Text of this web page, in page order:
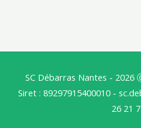
SC Débarras Nantes - 2026
Siret : 89297915400010 -
26 21